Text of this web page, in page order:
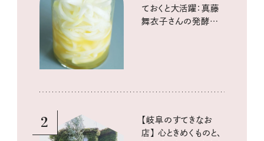
ておくと大活躍：真藤
舞衣子さんの発酵と
2
【岐阜のすてきなお
店】 心ときめくものと、